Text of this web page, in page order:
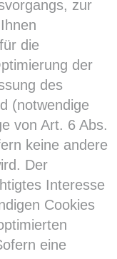
zur
die
der
des
(notwendige
von Art. 6 Abs.
keine andere
Der
Interesse
Cookies
eine